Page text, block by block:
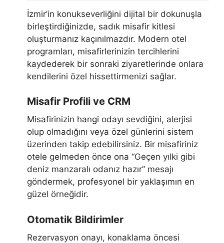
İzmir’in konukseverliğini dijital bir dokunuşla
birleştirdiğinizde, sadık misafir kitlesi
oluşturmanız kaçınılmazdır. Modern otel
programları, misafirlerinizin tercihlerini
kaydederek bir sonraki ziyaretlerinde onlara
kendilerini özel hissettirmenizi sağlar.
Misafir Profili ve CRM
Misafirinizin hangi odayı sevdiğini, alerjisi
olup olmadığını veya özel günlerini sistem
üzerinden takip edebilirsiniz. Bir misafiriniz
otele gelmeden önce ona “Geçen yılki gibi
deniz manzaralı odanız hazır” mesajı
göndermek, profesyonel bir yaklaşımın en
güzel örneğidir.
Otomatik Bildirimler
Rezervasyon onayı, konaklama öncesi